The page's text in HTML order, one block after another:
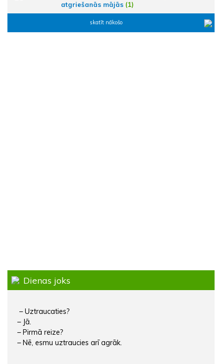
atgriešanās mājās (1)
skatīt nākošo
Dienas joks
– Uztraucaties?
– Jā.
– Pirmā reize?
– Nē, esmu uztraucies arī agrāk.